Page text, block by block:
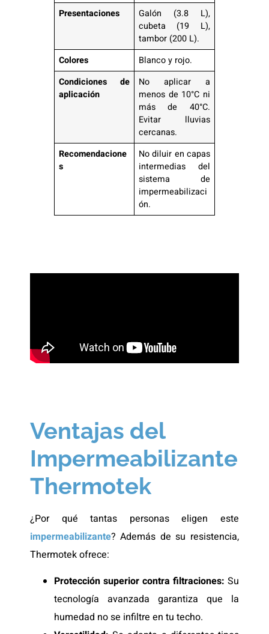
Presentaciones
Galón (3.8 L),
cubeta (19 L),
tambor (200 L).
Colores
Blanco y rojo.
Condiciones de
aplicación
No aplicar a
menos de 10°C ni
más de 40°C.
Evitar lluvias
cercanas.
Recomendacione
s
No diluir en capas
intermedias del
sistema de
impermeabilizaci
ón.
Ventajas del
Impermeabilizante
Thermotek
¿Por qué tantas personas eligen este
impermeabilizante? Además de su resistencia,
Thermotek ofrece:
Protección superior contra filtraciones: Su
tecnología avanzada garantiza que la
humedad no se infiltre en tu techo.